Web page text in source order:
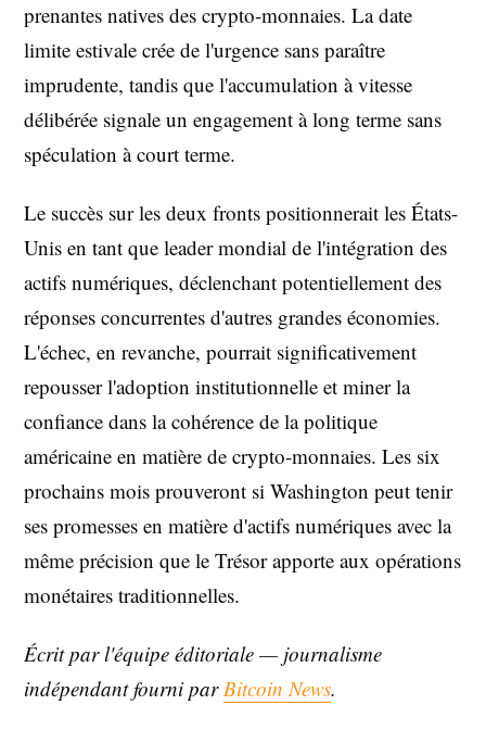
prenantes natives des crypto-monnaies. La date
limite estivale crée de l'urgence sans paraître
imprudente, tandis que l'accumulation à vitesse
délibérée signale un engagement à long terme sans
spéculation à court terme.
Le succès sur les deux fronts positionnerait les États-
Unis en tant que leader mondial de l'intégration des
actifs numériques, déclenchant potentiellement des
réponses concurrentes d'autres grandes économies.
L'échec, en revanche, pourrait significativement
repousser l'adoption institutionnelle et miner la
confiance dans la cohérence de la politique
américaine en matière de crypto-monnaies. Les six
prochains mois prouveront si Washington peut tenir
ses promesses en matière d'actifs numériques avec la
même précision que le Trésor apporte aux opérations
monétaires traditionnelles.
Écrit par l'équipe éditoriale — journalisme
indépendant fourni parBitcoin News.